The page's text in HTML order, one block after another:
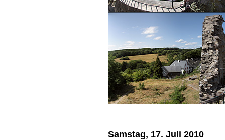
Samstag, 17. Juli 2010